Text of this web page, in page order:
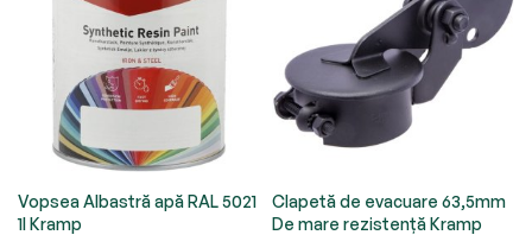
Vopsea Albastră apă RAL 5021
1l Kramp
Clapetă de evacuare 63,5mm
De mare rezistență Kramp